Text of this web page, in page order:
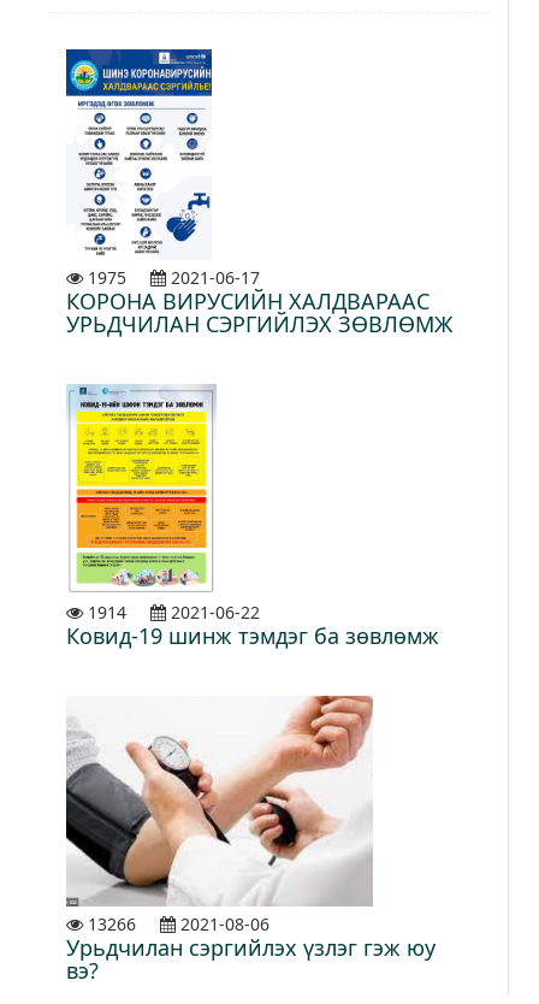
1975 2021-06-17
КОРОНА ВИРУСИЙН ХАЛДВАРААС
УРЬДЧИЛАН СЭРГИЙЛЭХ ЗӨВЛӨМЖ
1914 2021-06-22
Ковид-19 шинж тэмдэг ба зөвлөмж
13266 2021-08-06
Урьдчилан сэргийлэх үзлэг гэж юу
вэ?